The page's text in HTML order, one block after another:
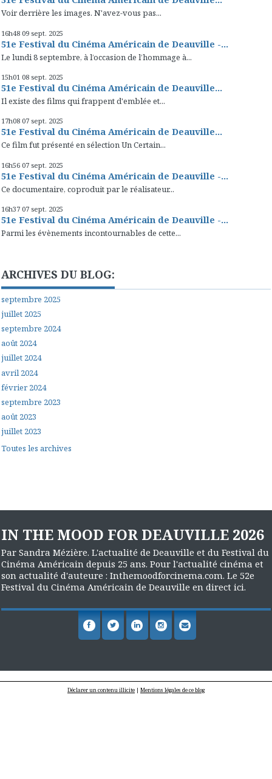
Voir derrière les images. N'avez-vous pas...
16h48 09 sept. 2025
51e Festival du Cinéma Américain de Deauville -...
Le lundi 8 septembre, à l’occasion de l’hommage à...
15h01 08 sept. 2025
51e Festival du Cinéma Américain de Deauville...
Il existe des films qui frappent d'emblée et...
17h08 07 sept. 2025
51e Festival du Cinéma Américain de Deauville...
Ce film fut présenté en sélection Un Certain...
16h56 07 sept. 2025
51e Festival du Cinéma Américain de Deauville -...
Ce documentaire, coproduit par le réalisateur...
16h37 07 sept. 2025
51e Festival du Cinéma Américain de Deauville -...
Parmi les évènements incontournables de cette...
ARCHIVES DU BLOG:
septembre 2025
juillet 2025
septembre 2024
août 2024
juillet 2024
avril 2024
février 2024
septembre 2023
août 2023
juillet 2023
Toutes les archives
IN THE MOOD FOR DEAUVILLE 2026
Par Sandra Mézière. L'actualité de Deauville et du Festival du
Cinéma Américain depuis 25 ans. Pour l'actualité cinéma et
son actualité d'auteure : Inthemoodforcinema.com. Le 52e
Festival du Cinéma Américain de Deauville en direct ici.
Déclarer un contenu illicite | Mentions légales de ce blog